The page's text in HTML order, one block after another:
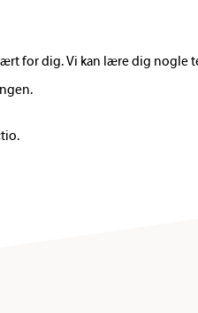
for dig. Vi kan lære dig nogle